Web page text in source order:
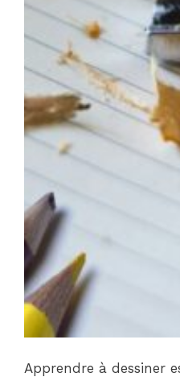
Apprendre à dessiner